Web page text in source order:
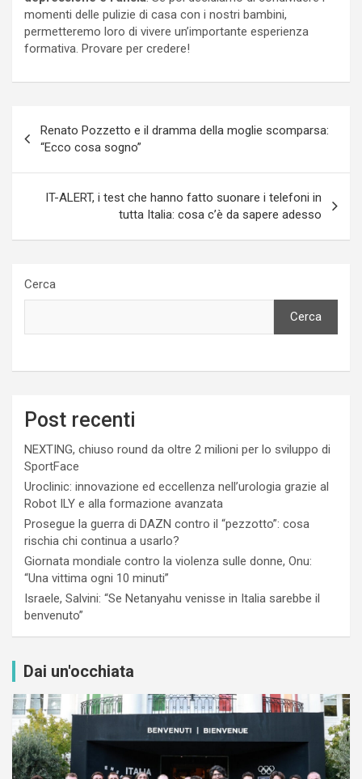
momenti delle pulizie di casa con i nostri bambini,
permetteremo loro di vivere un’importante esperienza
formativa. Provare per credere!
articoli
Renato Pozzetto e il dramma della moglie scomparsa:
“Ecco cosa sogno”
IT-ALERT, i test che hanno fatto suonare i telefoni in
tutta Italia: cosa c’è da sapere adesso
Cerca
Cerca
Post recenti
NEXTING, chiuso round da oltre 2 milioni per lo sviluppo di
SportFace
Uroclinic: innovazione ed eccellenza nell’urologia grazie al
Robot ILY e alla formazione avanzata
Prosegue la guerra di DAZN contro il “pezzotto”: cosa
rischia chi continua a usarlo?
Giornata mondiale contro la violenza sulle donne, Onu:
“Una vittima ogni 10 minuti”
Israele, Salvini: “Se Netanyahu venisse in Italia sarebbe il
benvenuto”
Dai un'occhiata